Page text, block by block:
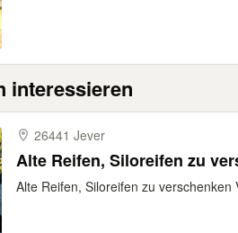
interessieren
26441 Jever
Alte Reifen, Siloreifen
Alte Reifen, Siloreifen zu